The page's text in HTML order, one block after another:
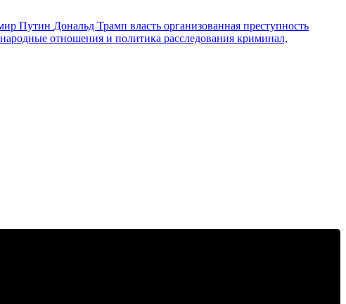
Путин Дональд Трамп власть организованная преступность
отношения и политика расследования криминал,